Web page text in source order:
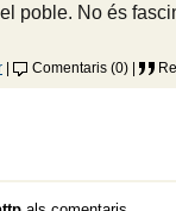
poble. No és
| Comentaris (0) |